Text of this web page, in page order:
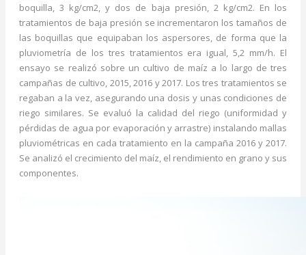
boquilla, 3 kg/cm2, y dos de baja presión, 2 kg/cm2. En los
tratamientos de baja presión se incrementaron los tamaños de
las boquillas que equipaban los aspersores, de forma que la
pluviometría de los tres tratamientos era igual, 5,2 mm/h. El
ensayo se realizó sobre un cultivo de maíz a lo largo de tres
campañas de cultivo, 2015, 2016 y 2017. Los tres tratamientos se
regaban a la vez, asegurando una dosis y unas condiciones de
riego similares. Se evaluó la calidad del riego (uniformidad y
pérdidas de agua por evaporación y arrastre) instalando mallas
pluviométricas en cada tratamiento en la campaña 2016 y 2017.
Se analizó el crecimiento del maíz, el rendimiento en grano y sus
componentes.